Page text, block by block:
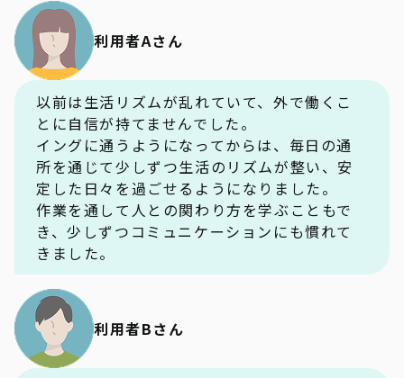
利用者Aさん
以前は生活リズムが乱れていて、外で働くこ
とに自信が持てませんでした。
イングに通うようになってからは、毎日の通
所を通じて少しずつ生活のリズムが整い、安
定した日々を過ごせるようになりました。
作業を通して人との関わり方を学ぶこともで
き、少しずつコミュニケーションにも慣れて
きました。
利用者Bさん